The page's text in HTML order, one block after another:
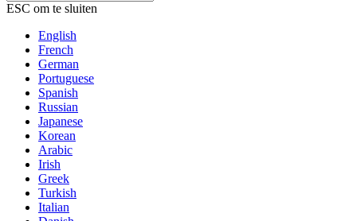
ESC om te sluiten
English
French
German
Portuguese
Spanish
Russian
Japanese
Korean
Arabic
Irish
Greek
Turkish
Italian